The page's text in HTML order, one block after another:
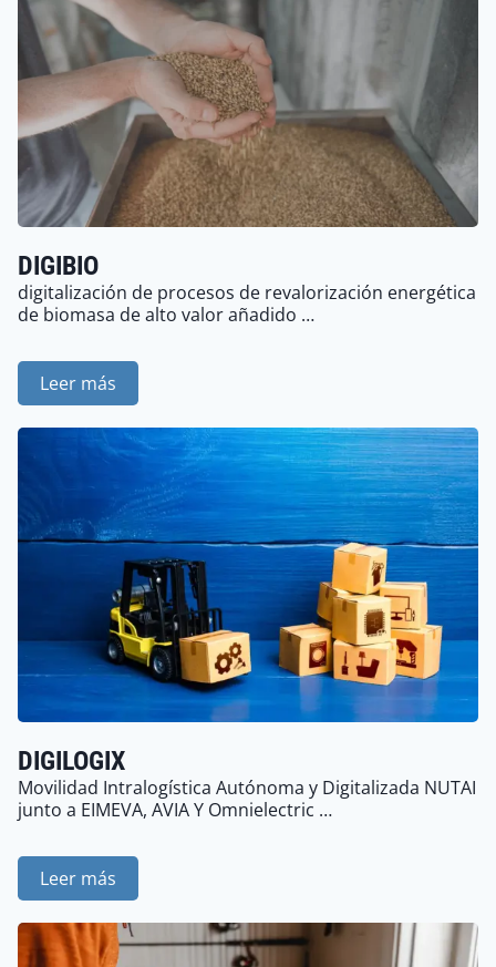
DIGIBIO
digitalización de procesos de revalorización energética
de biomasa de alto valor añadido …
Leer más
DIGILOGIX
Movilidad Intralogística Autónoma y Digitalizada NUTAI
junto a EIMEVA, AVIA Y Omnielectric …
Leer más